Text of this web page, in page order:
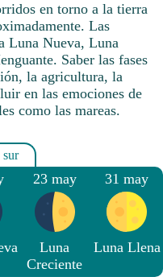
en torno a la tierra
Las
Luna Nueva, Luna
Saber las fases
la agricultura, la
en las emociones de
como las mareas.
23 may
Luna
Creciente
31 may
Luna Llena